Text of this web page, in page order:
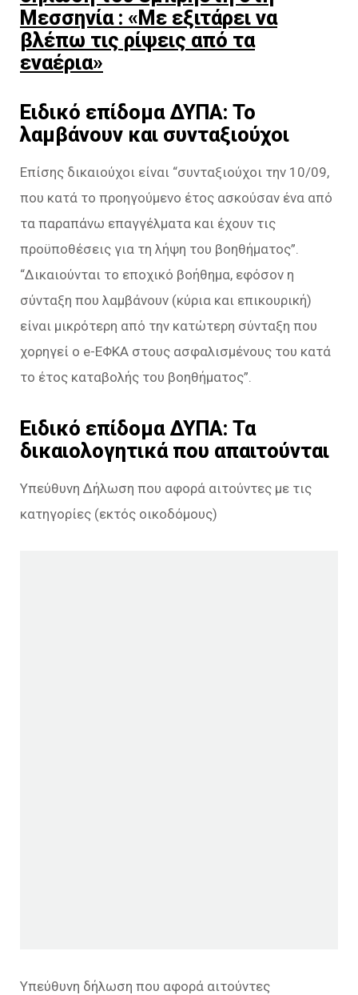
Μεσσηνία : «Με εξιτάρει να
βλέπω τις ρίψεις από τα
εναέρια»
Ειδικό επίδομα ΔΥΠΑ: Το
λαμβάνουν και συνταξιούχοι
Επίσης δικαιούχοι είναι “συνταξιούχοι την 10/09,
που κατά το προηγούμενο έτος ασκούσαν ένα από
τα παραπάνω επαγγέλματα και έχουν τις
προϋποθέσεις για τη λήψη του βοηθήματος”.
“Δικαιούνται το εποχικό βοήθημα, εφόσον η
σύνταξη που λαμβάνουν (κύρια και επικουρική)
είναι μικρότερη από την κατώτερη σύνταξη που
χορηγεί ο e-ΕΦΚΑ στους ασφαλισμένους του κατά
το έτος καταβολής του βοηθήματος”.
Ειδικό επίδομα ΔΥΠΑ: Τα
δικαιολογητικά που απαιτούνται
Υπεύθυνη Δήλωση που αφορά αιτούντες με τις
κατηγορίες (εκτός οικοδόμους)
Υπεύθυνη δήλωση που αφορά αιτούντες